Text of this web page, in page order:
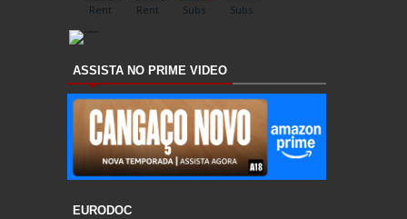
ASSISTA NO PRIME VIDEO
EURODOC